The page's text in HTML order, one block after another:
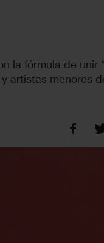
la fórmula de unir
artistas menores